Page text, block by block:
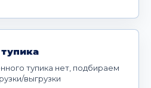
тупика нет, подбираем
выгрузки